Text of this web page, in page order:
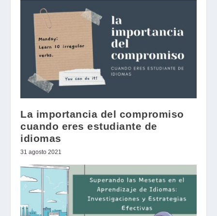
La importancia del compromiso
cuando eres estudiante de
idiomas
31 agosto 2021